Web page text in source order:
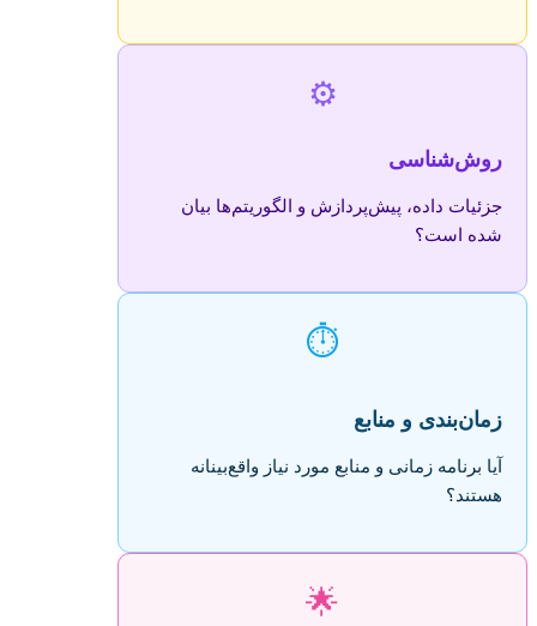
⚙️
روش‌شناسی
جزئیات داده، پیش‌پردازش و الگوریتم‌ها بیان
شده است؟
⏱️
زمان‌بندی و منابع
آیا برنامه زمانی و منابع مورد نیاز واقع‌بینانه
هستند؟
🌟